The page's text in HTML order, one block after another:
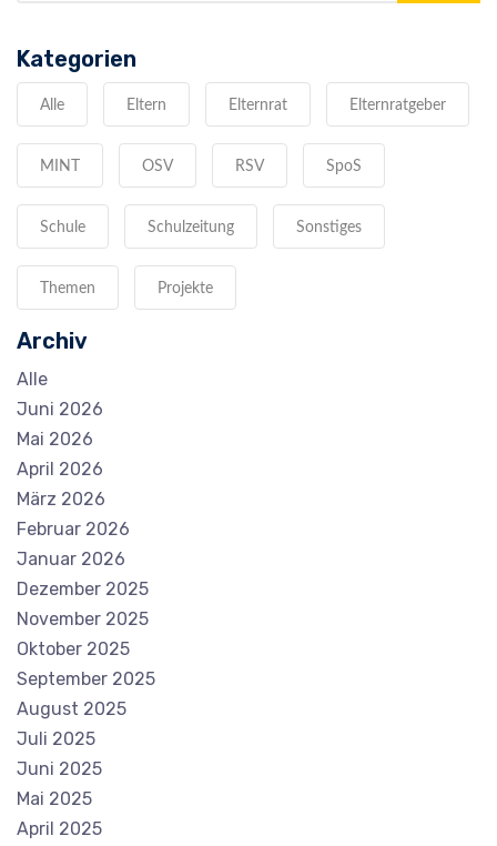
Kategorien
Alle Eltern Elternrat Elternratgeber
MINT OSV RSV SpoS
Schule Schulzeitung Sonstiges
Themen Projekte
Archiv
Alle
Juni 2026
Mai 2026
April 2026
März 2026
Februar 2026
Januar 2026
Dezember 2025
November 2025
Oktober 2025
September 2025
August 2025
Juli 2025
Juni 2025
Mai 2025
April 2025